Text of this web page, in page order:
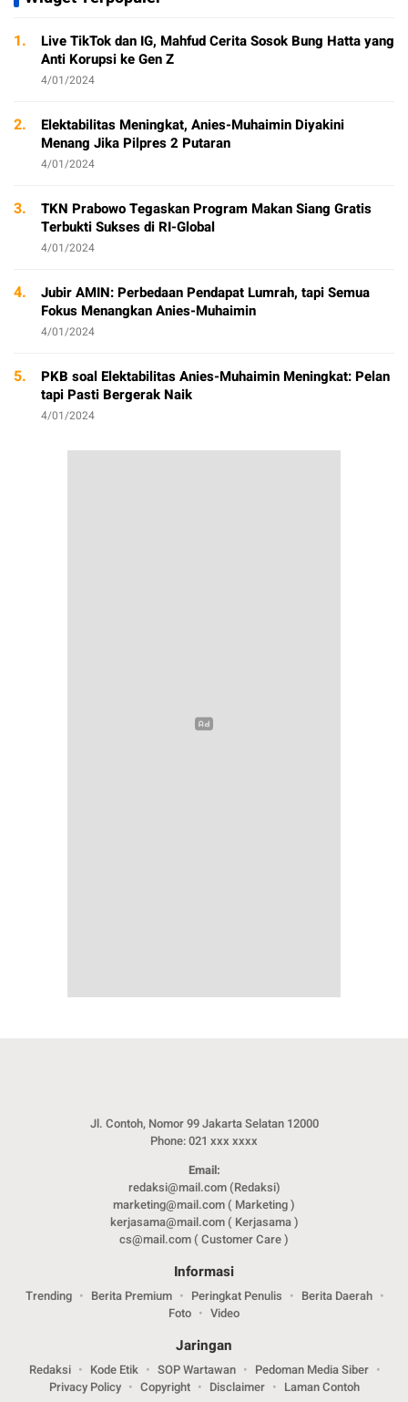
1.
Live TikTok dan IG, Mahfud Cerita Sosok Bung Hatta yang
Anti Korupsi ke Gen Z
4/01/2024
2.
Elektabilitas Meningkat, Anies-Muhaimin Diyakini
Menang Jika Pilpres 2 Putaran
4/01/2024
3.
TKN Prabowo Tegaskan Program Makan Siang Gratis
Terbukti Sukses di RI-Global
4/01/2024
4.
Jubir AMIN: Perbedaan Pendapat Lumrah, tapi Semua
Fokus Menangkan Anies-Muhaimin
4/01/2024
5.
PKB soal Elektabilitas Anies-Muhaimin Meningkat: Pelan
tapi Pasti Bergerak Naik
4/01/2024
Jl. Contoh, Nomor 99 Jakarta Selatan 12000
Phone: 021 xxx xxxx
Email:
redaksi@mail.com (Redaksi)
marketing@mail.com ( Marketing )
kerjasama@mail.com ( Kerjasama )
cs@mail.com ( Customer Care )
Informasi
Trending Berita Premium Peringkat Penulis
Berita Daerah
Foto
Video
Jaringan
Redaksi Kode Etik SOP Wartawan
Pedoman Media Siber
Privacy Policy
Copyright Disclaimer Laman Contoh